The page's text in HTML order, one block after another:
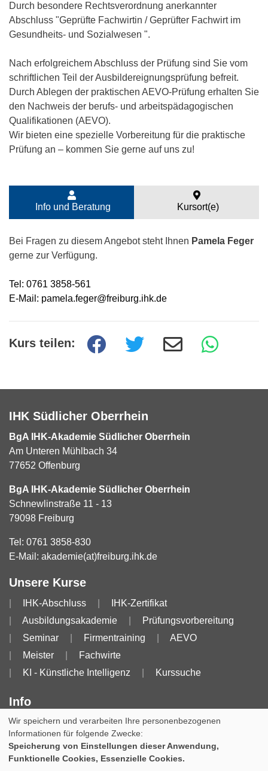
Durch besondere Rechtsverordnung anerkannter
Abschluss "Geprüfte Fachwirtin / Geprüfter Fachwirt im
Gesundheits- und Sozialwesen ".
Nach erfolgreichem Abschluss der Prüfung sind Sie vom
schriftlichen Teil der Ausbildereignungsprüfung befreit.
Durch Ablegen der praktischen AEVO-Prüfung erhalten Sie
den Nachweis der berufs- und arbeitspädagogischen
Qualifikationen (AEVO).
Wir bieten eine spezielle Vorbereitung für die praktische
Prüfung an – kommen Sie gerne auf uns zu!
Info und Beratung Kursort(e)
Bei Fragen zu diesem Angebot steht Ihnen Pamela Feger
gerne zur Verfügung.
Tel: 0761 3858-561
E-Mail: pamela.feger@freiburg.ihk.de
Kurs teilen:
IHK Südlicher Oberrhein
BgA IHK-Akademie Südlicher Oberrhein
Am Unteren Mühlbach 34
77652 Offenburg
BgA IHK-Akademie Südlicher Oberrhein
Schnewlinstraße 11 - 13
79098 Freiburg
Tel: 0761 3858-830
E-Mail: akademie(at)freiburg.ihk.de
Unsere Kurse
IHK-Abschluss
IHK-Zertifikat
Ausbildungsakademie
Prüfungsvorbereitung
Seminar
Firmentraining
AEVO
Meister
Fachwirte
KI - Künstliche Intelligenz
Kurssuche
Info
Impressum AGB
AGB für Dozierende
Datenschutzerklärung
Widerruf
Wir speichern und verarbeiten Ihre personenbezogenen
Informationen für folgende Zwecke:
Speicherung von Einstellungen dieser Anwendung,
Funktionelle Cookies, Essenzielle Cookies.